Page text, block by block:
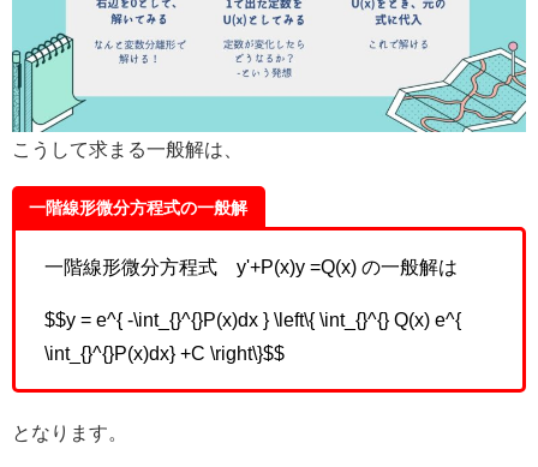
こうして求まる一般解は、
一階線形微分方程式の一般解
一階線形微分方程式 y'+P(x)y =Q(x) の一般解は
$$y = e^{ -\int_{}^{}P(x)dx } \left\{ \int_{}^{} Q(x) e^{
\int_{}^{}P(x)dx} +C \right\}$$
となります。